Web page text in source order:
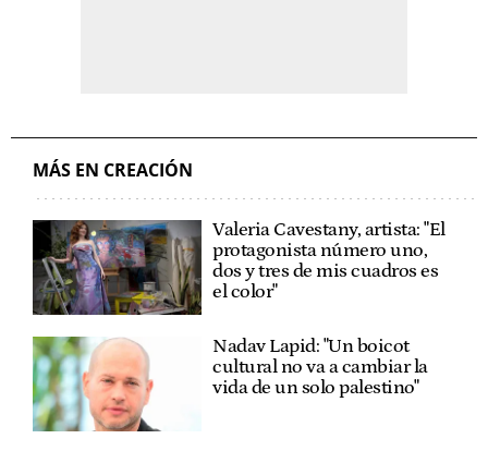
MÁS EN CREACIÓN
Valeria Cavestany, artista: "El
protagonista número uno,
dos y tres de mis cuadros es
el color"
Nadav Lapid: "Un boicot
cultural no va a cambiar la
vida de un solo palestino"